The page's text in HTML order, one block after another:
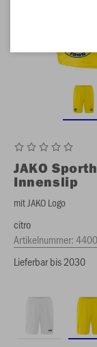
JAKO
Innenslip
mit JAKO Logo
citro
Artikelnummer:4400
Lieferbar bis 2030